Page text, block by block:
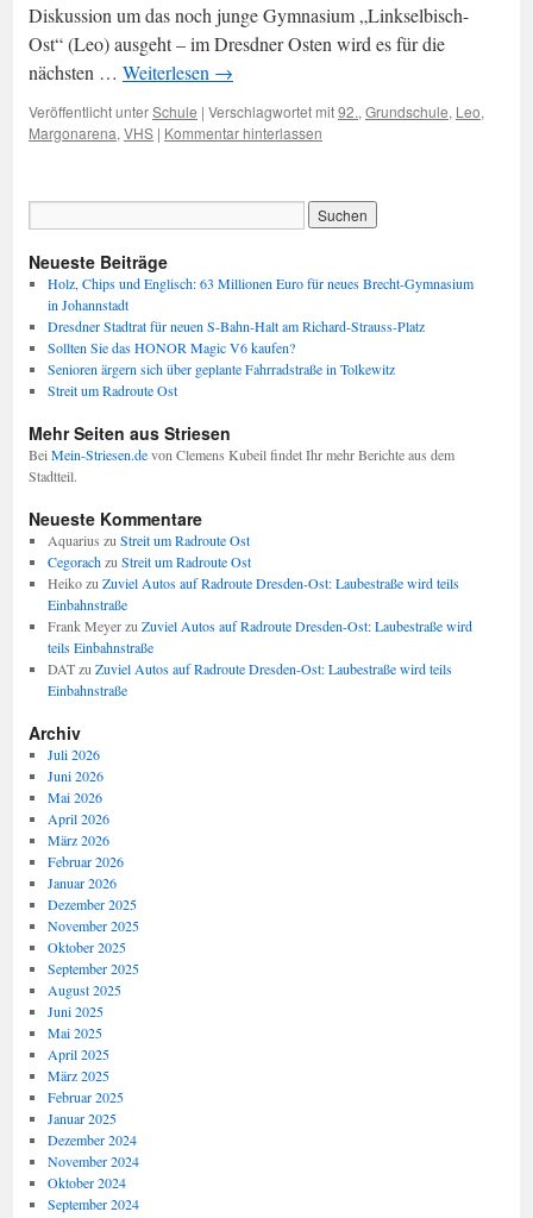
Diskussion um das noch junge Gymnasium „Linkselbisch-
Ost“ (Leo) ausgeht – im Dresdner Osten wird es für die
nächsten … Weiterlesen →
Veröffentlicht unterSchule | Verschlagwortet mit92., Grundschule, Leo,
Margonarena, VHS | Kommentar hinterlassen
Neueste Beiträge
Holz, Chips und Englisch: 63 Millionen Euro für neues Brecht-Gymnasium
in Johannstadt
Dresdner Stadtrat für neuen S-Bahn-Halt am Richard-Strauss-Platz
Sollten Sie das HONOR Magic V6 kaufen?
Senioren ärgern sich über geplante Fahrradstraße in Tolkewitz
Streit um Radroute Ost
Mehr Seiten aus Striesen
Bei Mein-Striesen.devon Clemens Kubeil findet Ihr mehr Berichte aus dem
Stadtteil.
Neueste Kommentare
Aquarius zu Streit um Radroute Ost
Cegorachzu Streit um Radroute Ost
Heikozu Zuviel Autos auf Radroute Dresden-Ost: Laubestraße wird teils
Einbahnstraße
Frank Meyerzu Zuviel Autos auf Radroute Dresden-Ost: Laubestraße wird
teils Einbahnstraße
DATzu Zuviel Autos auf Radroute Dresden-Ost: Laubestraße wird teils
Einbahnstraße
Archiv
Juli 2026
Juni 2026
Mai 2026
April 2026
März 2026
Februar 2026
Januar 2026
Dezember 2025
November 2025
Oktober 2025
September 2025
August 2025
Juni 2025
Mai 2025
April 2025
März 2025
Februar 2025
Januar 2025
Dezember 2024
November 2024
Oktober 2024
September 2024